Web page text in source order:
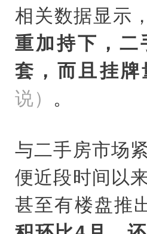
相关数据显示，
重加持下，
套，而且挂
说） 。
与二手房市场
便近段时间以
甚至有楼盘推